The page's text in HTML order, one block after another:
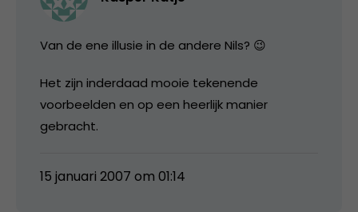
Van de ene illusie in de andere Nils? 😉
Het zijn inderdaad mooie tekenende
voorbeelden en op een heerlijk manier
gebracht.
15 januari 2007 om 01:14